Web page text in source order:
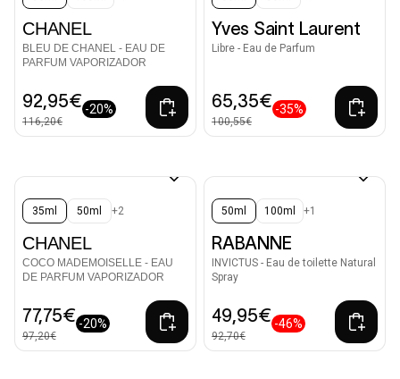
CHANEL
BLEU DE CHANEL - EAU DE
PARFUM VAPORIZADOR
92,95€
116,20€
-20%
Yves Saint Laurent
Libre - Eau de Parfum
65,35€
100,55€
-35%
35ml 50ml +2
CHANEL
COCO MADEMOISELLE - EAU
DE PARFUM VAPORIZADOR
77,75€
97,20€
-20%
50ml 100ml +1
RABANNE
INVICTUS - Eau de toilette Natural
Spray
49,95€
92,70€
-46%